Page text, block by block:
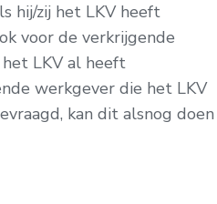
hij/zij het LKV heeft
voor de verkrijgende
LKV al heeft
werkgever die het LKV
kan dit alsnog doen